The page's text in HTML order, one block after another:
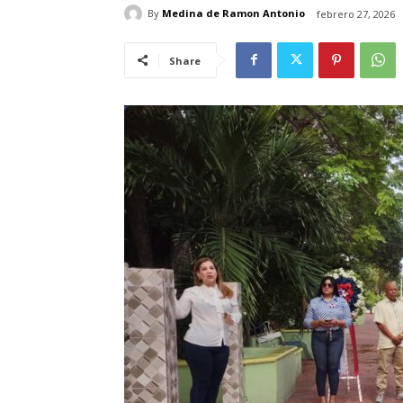
By Medina de Ramon Antonio febrero 27, 2026
Share